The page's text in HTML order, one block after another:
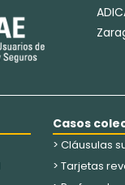
Casos
> Cláusulas
> Tarjetas